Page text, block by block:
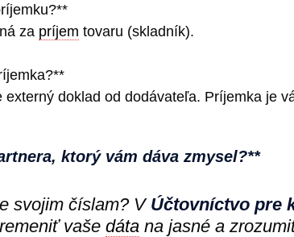
za príjem tovaru (skladník).
externý doklad od dodávateľa. Príjemka je
ktorý vám dáva zmysel?**
svojim číslam? V Účtovníctvo pre
vaše dáta na jasné a